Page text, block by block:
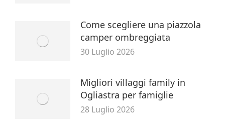
Come scegliere una piazzola
camper ombreggiata
30 Luglio 2026
Migliori villaggi family in
Ogliastra per famiglie
28 Luglio 2026